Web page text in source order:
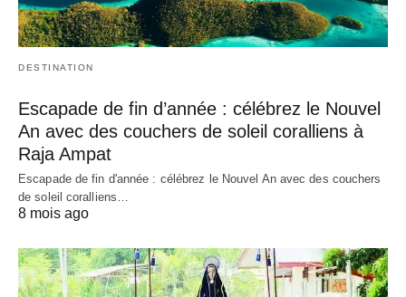
DESTINATION
Escapade de fin d’année : célébrez le Nouvel
An avec des couchers de soleil coralliens à
Raja Ampat
Escapade de fin d'année : célébrez le Nouvel An avec des couchers
de soleil coralliens…
8 mois ago